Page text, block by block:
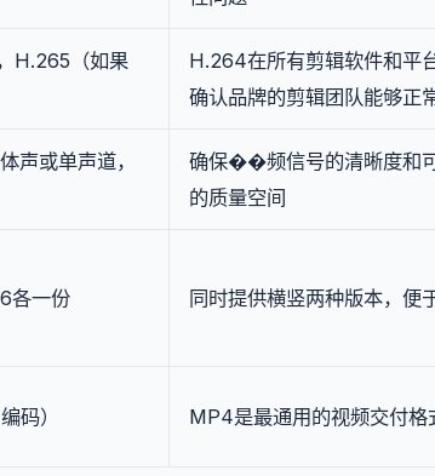
H.265（如果
H.264在所有剪辑软件和平
确认品牌的剪辑团队能够正
声或单声道，
确保��频信号的清晰度和
的质量空间
各一份 同时提供横竖两种版本，便
码） MP4是最通用的视频交付